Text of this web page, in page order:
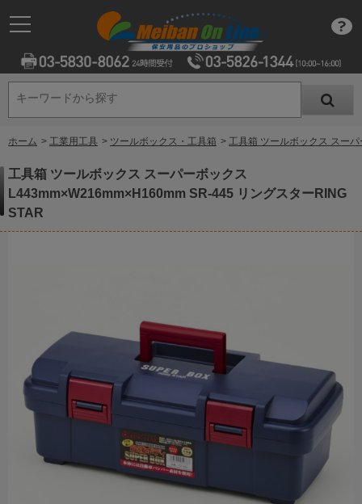
キーワードから探す
キーワードから探す
ホーム > 工業用工具 > ツールボックス・工具箱 > 工具箱 ツールボックス スー
工具箱 ツールボックス スーパーボックス
L443mm×W216mm×H160mm SR-445 リングスターRING
STAR